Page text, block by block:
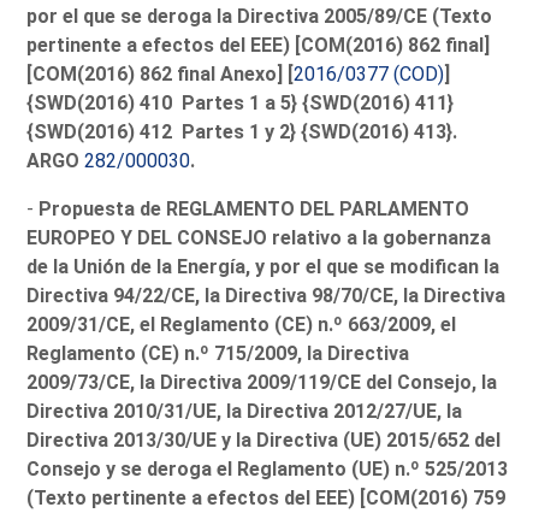
por el que se deroga la Directiva 2005/89/CE (Texto
pertinente a efectos del EEE) [COM(2016) 862 final]
[COM(2016) 862 final Anexo] [2016/0377 (COD)]
{SWD(2016) 410 Partes 1 a 5} {SWD(2016) 411}
{SWD(2016) 412 Partes 1 y 2} {SWD(2016) 413}.
ARGO282/000030.
- Propuesta de REGLAMENTO DEL PARLAMENTO
EUROPEO Y DEL CONSEJO relativo a la gobernanza
de la Unión de la Energía, y por el que se modifican la
Directiva 94/22/CE, la Directiva 98/70/CE, la Directiva
2009/31/CE, el Reglamento (CE) n.º 663/2009, el
Reglamento (CE) n.º 715/2009, la Directiva
2009/73/CE, la Directiva 2009/119/CE del Consejo, la
Directiva 2010/31/UE, la Directiva 2012/27/UE, la
Directiva 2013/30/UE y la Directiva (UE) 2015/652 del
Consejo y se deroga el Reglamento (UE) n.º 525/2013
(Texto pertinente a efectos del EEE) [COM(2016) 759